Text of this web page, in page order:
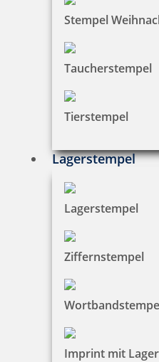
Stempel
Taucherstempel
Tierstempel
Lagerstempel
Lagerstempel
Ziffernstempel
Imprint mit
Jetzt gestalten
Heri Smartpen